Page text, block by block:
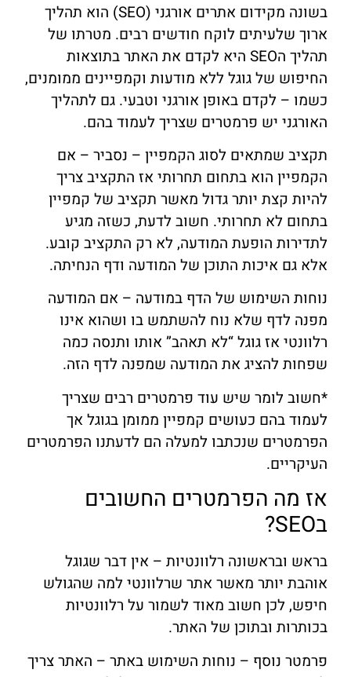
בשונה מקידום אתרים אורגני (SEO) הוא תהליך
ארוך שלעיתים לוקח חודשים רבים. מטרתו של
תהליך הSEO היא לקדם את האתר בתוצאות
החיפוש של גוגל ללא מודעות וקמפיינים ממומנים,
כשמו – לקדם באופן אורגני וטבעי. גם לתהליך
האורגני יש פרמטרים שצריך לעמוד בהם.
תקציב שמתאים לסוג הקמפיין – נסביר – אם
הקמפיין הוא בתחום תחרותי אז התקציב צריך
להיות קצת יותר גדול מאשר תקציב של קמפיין
בתחום לא תחרותי. חשוב לדעת, כשזה מגיע
לתדירות הופעת המודעה, לא רק התקציב קובע.
אלא גם איכות התוכן של המודעה ודף הנחיתה.
נוחות השימוש של הדף במודעה – אם המודעה
מפנה לדף שלא נוח להשתמש בו ושהוא אינו
רלוונטי אז גוגל “לא תאהב” אותו ותנסה כמה
שפחות להציג את המודעה שמפנה לדף הזה.
*חשוב לומר שיש עוד פרמטרים רבים שצריך
לעמוד בהם כעושים קמפיין ממומן בגוגל אך
הפרמטרים שנכתבו למעלה הם לדעתנו הפרמטרים
העיקריים.
אז מה הפרמטרים החשובים
בSEO?
בראש ובראשונה רלוונטיות – אין דבר שגוגל
אוהבת יותר מאשר אתר שרלוונטי למה שהגולש
חיפש, לכן חשוב מאוד לשמור על רלוונטיות
בכותרות ובתוכן של האתר.
פרמטר נוסף – נוחות השימוש באתר – האתר צריך